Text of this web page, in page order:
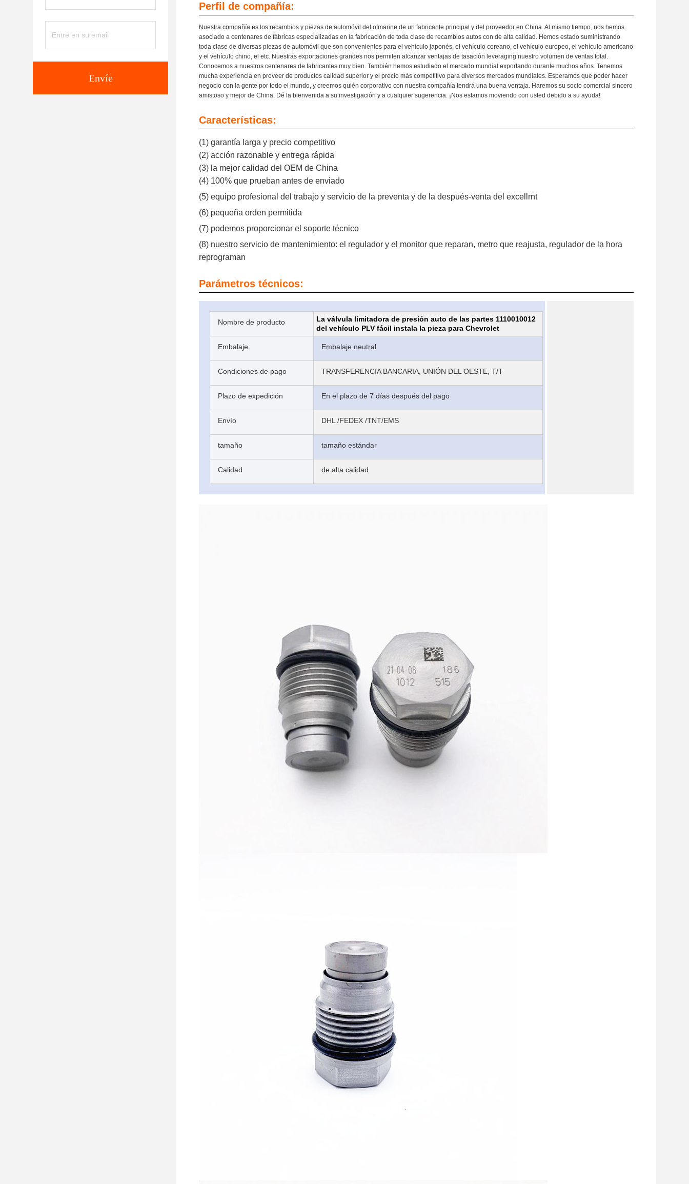
Envíe
Perfil de compañía:
Nuestra compañía es los recambios y piezas de automóvil del ofmarine de un fabricante principal y del proveedor en China. Al mismo tiempo, nos hemos
asociado a centenares de fábricas especializadas en la fabricación de toda clase de recambios autos con de alta calidad. Hemos estado suministrando
toda clase de diversas piezas de automóvil que son convenientes para el vehículo japonés, el vehículo coreano, el vehículo europeo, el vehículo americano
y el vehículo chino, el etc. Nuestras exportaciones grandes nos permiten alcanzar ventajas de tasación leveraging nuestro volumen de ventas total.
Conocemos a nuestros centenares de fabricantes muy bien. También hemos estudiado el mercado mundial exportando durante muchos años. Tenemos
mucha experiencia en proveer de productos calidad superior y el precio más competitivo para diversos mercados mundiales. Esperamos que poder hacer
negocio con la gente por todo el mundo, y creemos quién corporativo con nuestra compañía tendrá una buena ventaja. Haremos su socio comercial sincero
amistoso y mejor de China. Dé la bienvenida a su investigación y a cualquier sugerencia. ¡Nos estamos moviendo con usted debido a su ayuda!
Características:
(1) garantía larga y precio competitivo
(2) acción razonable y entrega rápida
(3) la mejor calidad del OEM de China
(4) 100% que prueban antes de enviado
(5) equipo profesional del trabajo y servicio de la preventa y de la después-venta del excellrnt
(6) pequeña orden permitida
(7) podemos proporcionar el soporte técnico
(8) nuestro servicio de mantenimiento: el regulador y el monitor que reparan, metro que reajusta, regulador de la hora
reprograman
Parámetros técnicos:
Nombre de producto
La válvula limitadora de presión auto de las partes 1110010012
del vehículo PLV fácil instala la pieza para Chevrolet
Embalaje Embalaje neutral
Condiciones de pago TRANSFERENCIA BANCARIA, UNIÓN DEL OESTE, T/T
Plazo de expedición En el plazo de 7 días después del pago
Envío DHL /FEDEX /TNT/EMS
tamaño tamaño estándar
Calidad de alta calidad